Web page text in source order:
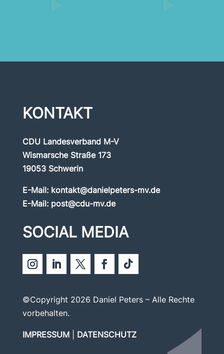
KONTAKT
CDU Landesverband M-V
Wismarsche Straße 173
19053 Schwerin
E-Mail: kontakt@danielpeters-mv.de
E-Mail: post@cdu-mv.de
SOCIAL MEDIA
©Copyright 2026 Daniel Peters – Alle Rechte
vorbehalten.
IMPRESSUM| DATENSCHUTZ